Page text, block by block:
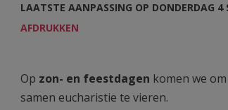
LAATSTE AANPASSING OP DONDERDAG 4
AFDRUKKEN
Op zon- en feestdagen komen we om
samen eucharistie te vieren.